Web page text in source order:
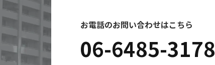
お電話のお問い合わせはこちら
06-6485-3178